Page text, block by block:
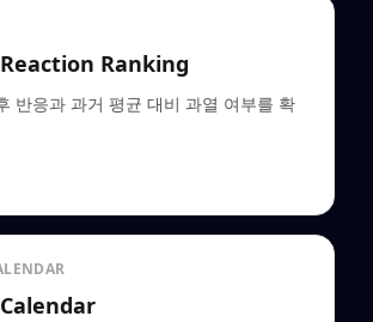
Ranking
반응과 과거 평균 대비 과열 여부를 확